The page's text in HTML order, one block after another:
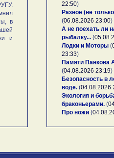
в
и
22:50)
Разное (не
(06.08.2026 23:00)
А не поехать ли
рыбалку...(
Лодки и Моторы(
23:33)
Памяти Панкова
(04.08.2026 23:19)
Безопасность в
воде.(04.08.2026
Экология и
браконьерами.(
Про ножи(